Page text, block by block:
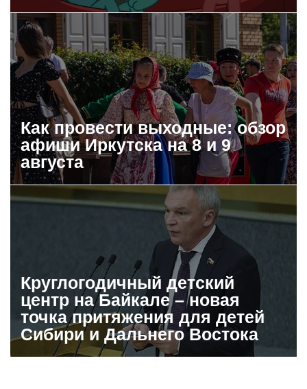
Как провести выходные: обзор
афиши Иркутска на 8 и 9
августа
Круглогодичный детский
центр на Байкале – новая
точка притяжения для детей
Сибири и Дальнего Востока